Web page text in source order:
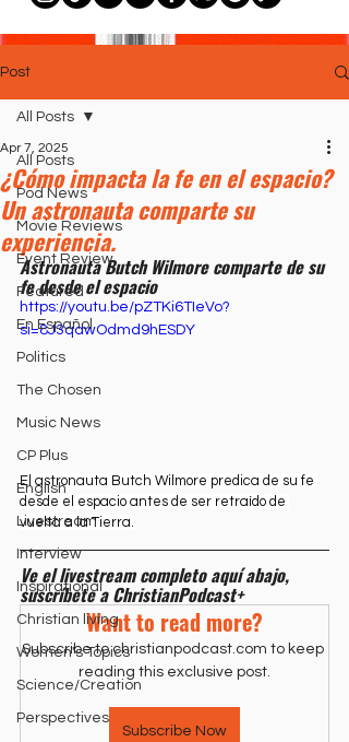
Post
All Posts
Pod News
Movie Reviews
Event Review
Featured
En Español
Politics
The Chosen
Music News
CP Plus
English
Livestream
Interview
Inspirational
Christian living
Women's Topics
Science/Creation
Perspectives
All Posts
¿Cómo impacta la fe en el espacio?
Un astronauta comparte su
experiencia.
Apr 7, 2025
Astronauta Butch Wilmore comparte de su
fe desde el espacio
https://youtu.be/pZTKi6TIeVo?
si=8J3qdwOdmd9hESDY
El astronauta Butch Wilmore predica de su fe
desde el espacio antes de ser retraído de
vuelta a la Tierra.
Ve el livestream completo aquí abajo,
suscríbete a ChristianPodcast+
Want to read more?
Subscribe to christianpodcast.com to keep
reading this exclusive post.
Subscribe Now